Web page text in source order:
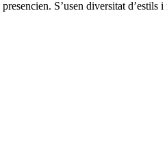
S’usen diversitat d’estils